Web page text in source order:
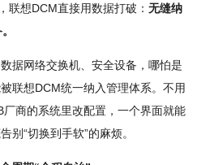
联想DCM直接用数据打破： 无缝纳
据网络交换机、安全设备，哪怕是
联想DCM统一纳入管理体系。不用
商的系统里改配置，一个界面就能
别“切换到手软”的麻烦。